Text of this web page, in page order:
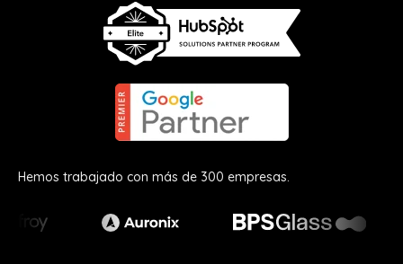
Hemos trabajado con más de 300 empresas.